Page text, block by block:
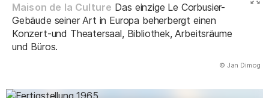
Maison de la Culture Das einzige Le Corbusier-
Gebäude seiner Art in Europa beherbergt einen
Konzert-und Theatersaal, Bibliothek, Arbeitsräume
und Büros.
© Jan Dimog